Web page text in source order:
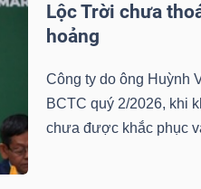
Lộc Trời chưa
hoảng
Công ty do ông Huỳnh
BCTC quý 2/2026, khi
chưa được khắc phục